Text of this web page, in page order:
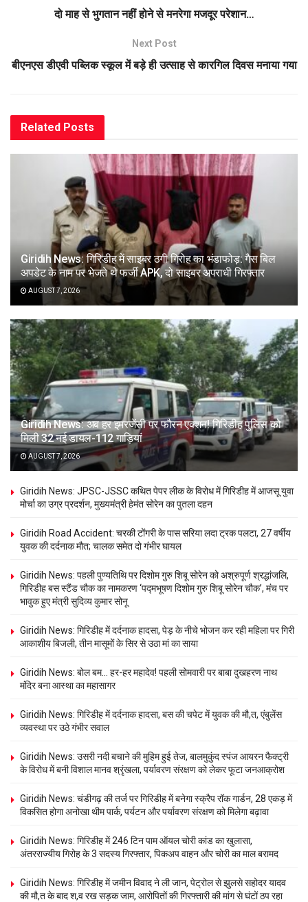
दो माह से भुगतान नहीं होने से मनरेगा मजदूर परेशान…
Next Post
बीएनएस डीएवी पब्लिक स्कूल में बड़े ही उत्साह से कारगिल दिवस मनाया गया
Related Posts
Giridih News: गिरिडीह में साइबर ठगी गिरोह का भंडाफोड़: गैस बिल
अपडेट के नाम पर भेजते थे फर्जी APK, दो साइबर अपराधी गिरफ्तार
AUGUST 7, 2026
Giridih News: अब हर इमरजेंसी पर फौरन एक्शन! गिरिडीह पुलिस को
मिली 32 नई डायल-112 गाड़ियां
AUGUST 7, 2026
Giridih News: JPSC-JSSC कथित पेपर लीक के विरोध में गिरिडीह में आजसू युवा
मोर्चा का उग्र प्रदर्शन, मुख्यमंत्री हेमंत सोरेन का पुतला दहन
Giridih Road Accident: चरकी टोंगरी के पास सरिया लदा ट्रक पलटा, 27 वर्षीय
युवक की दर्दनाक मौत; चालक समेत दो गंभीर घायल
Giridih News: पहली पुण्यतिथि पर दिशोम गुरु शिबू सोरेन को अश्रुपूर्ण श्रद्धांजलि,
गिरिडीह बस स्टैंड चौक का नामकरण ‘पद्मभूषण दिशोम गुरु शिबू सोरेन चौक’, मंच पर
भावुक हुए मंत्री सुदिव्य कुमार सोनू
Giridih News: गिरिडीह में दर्दनाक हादसा, पेड़ के नीचे भोजन कर रही महिला पर गिरी
आकाशीय बिजली, तीन मासूमों के सिर से उठा मां का साया
Giridih News: बोल बम… हर-हर महादेव! पहली सोमवारी पर बाबा दुखहरण नाथ
मंदिर बना आस्था का महासागर
Giridih News: गिरिडीह में दर्दनाक हादसा, बस की चपेट में युवक की मौ,त, एंबुलेंस
व्यवस्था पर उठे गंभीर सवाल
Giridih News: उसरी नदी बचाने की मुहिम हुई तेज, बालमुकुंद स्पंज आयरन फैक्ट्री
के विरोध में बनी विशाल मानव श्रृंखला, पर्यावरण संरक्षण को लेकर फूटा जनआक्रोश
Giridih News: चंडीगढ़ की तर्ज पर गिरिडीह में बनेगा स्क्रैप रॉक गार्डन, 28 एकड़ में
विकसित होगा अनोखा थीम पार्क, पर्यटन और पर्यावरण संरक्षण को मिलेगा बढ़ावा
Giridih News: गिरिडीह में 246 टिन पाम ऑयल चोरी कांड का खुलासा,
अंतरराज्यीय गिरोह के 3 सदस्य गिरफ्तार, पिकअप वाहन और चोरी का माल बरामद
Giridih News: गिरिडीह में जमीन विवाद ने ली जान, पेट्रोल से झुलसे सहोदर यादव
की मौ,त के बाद श,व रख सड़क जाम, आरोपितों की गिरफ्तारी की मांग से घंटों ठप रहा